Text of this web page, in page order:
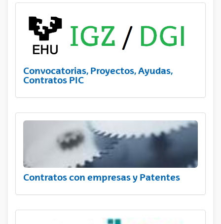
Convocatorias, Proyectos, Ayudas,
Contratos PIC
Contratos con empresas y Patentes